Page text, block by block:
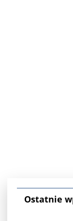
Ostatnie